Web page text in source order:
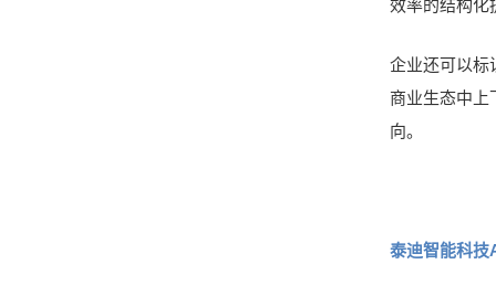
效率的结构化
企业还可以标
商业生态中上
向。
泰迪智能科